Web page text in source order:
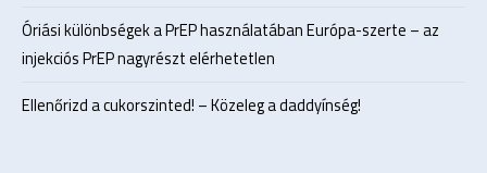
Óriási különbségek a PrEP használatában Európa-szerte – az
injekciós PrEP nagyrészt elérhetetlen
Ellenőrizd a cukorszinted! – Közeleg a daddyínség!